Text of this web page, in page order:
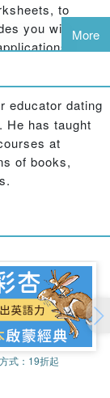
to
you with a
and
setting up
data, charting
editing
tables,
performing
charting data,
Power BI
and visualize
and online
and
More
educator dating
He has taught
at
of books,
式： 19折起